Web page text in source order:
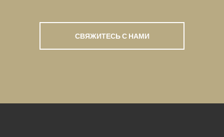
СВЯЖИТЕСЬ С НАМИ